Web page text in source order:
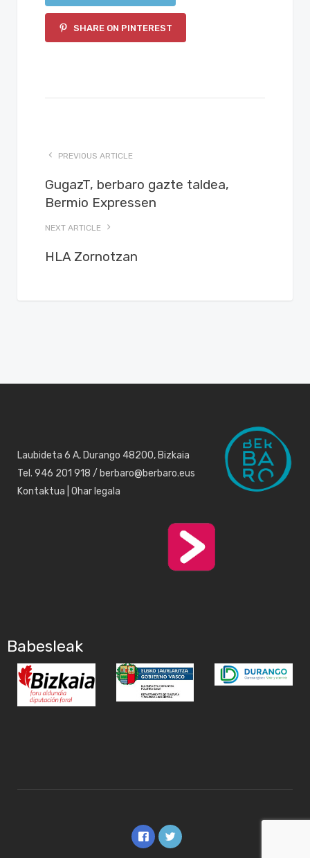
SHARE ON PINTEREST
PREVIOUS ARTICLE
GugazT, berbaro gazte taldea,
Bermio Expressen
NEXT ARTICLE
HLA Zornotzan
Laubideta 6 A, Durango 48200, Bizkaia
Tel. 946 201 918 / berbaro@berbaro.eus
Kontaktua Ohar legala
Babesleak